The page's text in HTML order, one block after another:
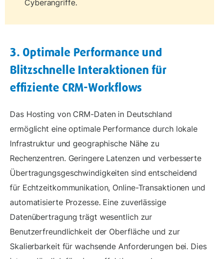
Cyberangriffe.
3. Optimale Performance und
Blitzschnelle Interaktionen für
effiziente CRM-Workflows
Das Hosting von CRM-Daten in Deutschland
ermöglicht eine optimale Performance durch lokale
Infrastruktur und geographische Nähe zu
Rechenzentren. Geringere Latenzen und verbesserte
Übertragungsgeschwindigkeiten sind entscheidend
für Echtzeitkommunikation, Online-Transaktionen und
automatisierte Prozesse. Eine zuverlässige
Datenübertragung trägt wesentlich zur
Benutzerfreundlichkeit der Oberfläche und zur
Skalierbarkeit für wachsende Anforderungen bei. Dies